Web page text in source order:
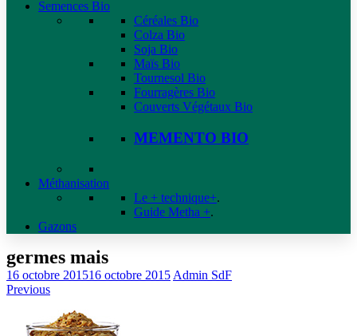
Semences Bio
Céréales Bio
Colza Bio
Soja Bio
Maïs Bio
Tournesol Bio
Fourragères Bio
Couverts Végétaux Bio
MEMENTO BIO
Méthanisation
Le + technique+.
Guide Metha +.
Gazons
germes mais
16 octobre 201516 octobre 2015 Admin SdF
Previous